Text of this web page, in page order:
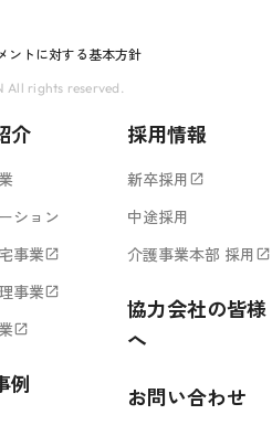
ントに対する基本方針
rights reserved.
介
ション
事業open_in_new
事業open_in_new
open_in_new
例
採用情報
新卒採用 open_in_new
中途採用
介護事業本部 採用 open_in_new
協力会社の皆様
へ
お問い合わせ